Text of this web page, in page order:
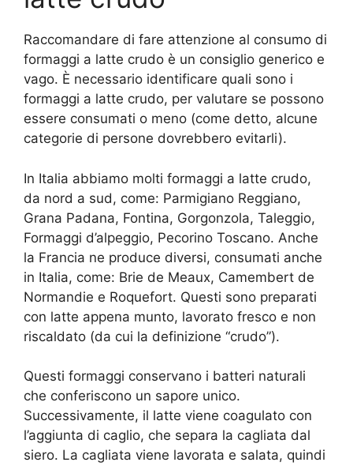
Raccomandare di fare attenzione al consumo di
formaggi a latte crudo è un consiglio generico e
vago. È necessario identificare quali sono i
formaggi a latte crudo, per valutare se possono
essere consumati o meno (come detto, alcune
categorie di persone dovrebbero evitarli).
In Italia abbiamo molti formaggi a latte crudo,
da nord a sud, come: Parmigiano Reggiano,
Grana Padana, Fontina, Gorgonzola, Taleggio,
Formaggi d’alpeggio, Pecorino Toscano. Anche
la Francia ne produce diversi, consumati anche
in Italia, come: Brie de Meaux, Camembert de
Normandie e Roquefort. Questi sono preparati
con latte appena munto, lavorato fresco e non
riscaldato (da cui la definizione “crudo”).
Questi formaggi conservano i batteri naturali
che conferiscono un sapore unico.
Successivamente, il latte viene coagulato con
l’aggiunta di caglio, che separa la cagliata dal
siero. La cagliata viene lavorata e salata, quindi